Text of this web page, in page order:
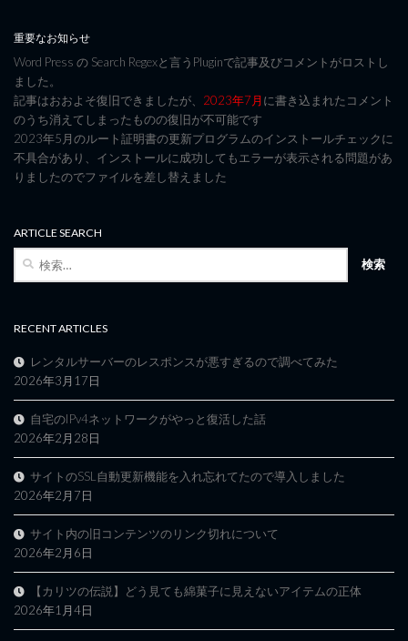
重要なお知らせ
Word Press の Search Regexと言うPluginで記事及びコメントがロストし
ました。
記事はおおよそ復旧できましたが、 2023年7月に書き込まれたコメント
のうち消えてしまったものの復旧が不可能です
2023年5月のルート証明書の更新プログラムのインストールチェックに
不具合があり、インストールに成功してもエラーが表示される問題があ
りましたのでファイルを差し替えました
ARTICLE SEARCH
RECENT ARTICLES
レンタルサーバーのレスポンスが悪すぎるので調べてみた
2026年3月17日
自宅のIPv4ネットワークがやっと復活した話
2026年2月28日
サイトのSSL自動更新機能を入れ忘れてたので導入しました
2026年2月7日
サイト内の旧コンテンツのリンク切れについて
2026年2月6日
【カリツの伝説】どう見ても綿菓子に見えないアイテムの正体
2026年1月4日